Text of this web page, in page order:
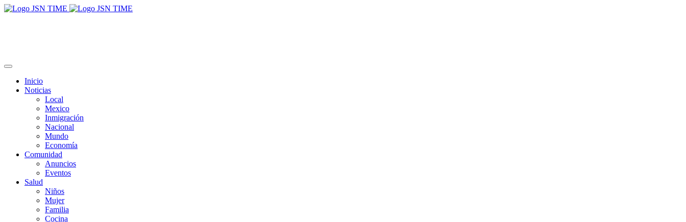
Inicio
Noticias
Local
Mexico
Inmigración
Nacional
Mundo
Economía
Comunidad
Anuncios
Eventos
Salud
Niños
Mujer
Familia
Cocina